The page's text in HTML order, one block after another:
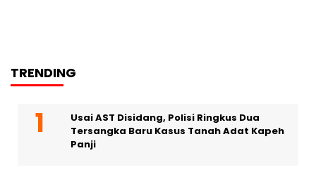
TRENDING
Usai AST Disidang, Polisi Ringkus Dua
Tersangka Baru Kasus Tanah Adat Kapeh
Panji